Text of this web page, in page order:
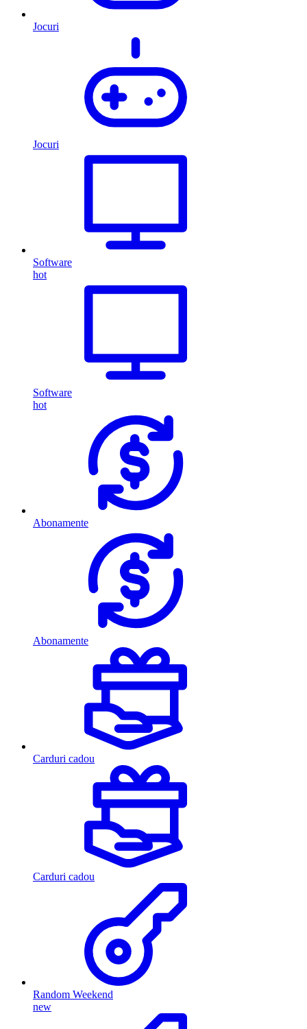
Jocuri
Jocuri
Software
hot
Software
hot
Abonamente
Abonamente
Carduri cadou
Carduri cadou
Random Weekend
new